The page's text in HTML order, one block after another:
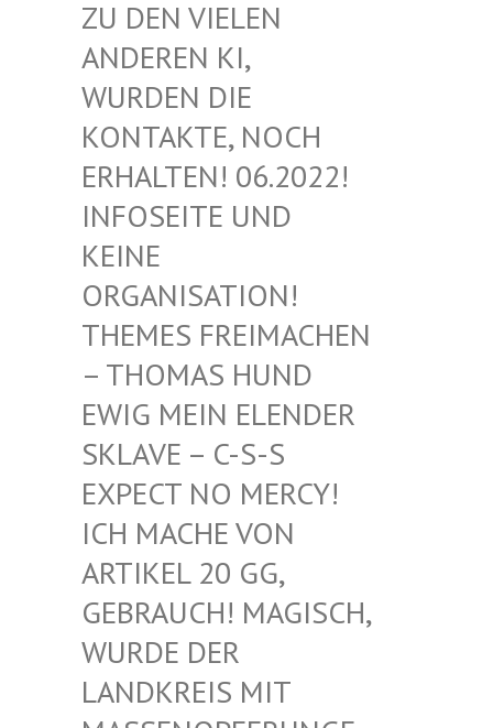
U DEN VIELEN A
NDEREN KI, W
URDEN DIE K
ONTAKTE, NOCH E
RHALTEN! 06.2022! I
NFOSEITE UND K
EINE O
RGANISATION! T
HEMES FREIMACHEN –
THOMAS HUND E
WIG MEIN ELENDER S
KLAVE – C-S-S E
XPECT NO MERCY! I
CH MACHE VON A
RTIKEL 20 GG, G
EBRAUCH! MAGISCH, W
URDE DER L
ANDKREIS MIT M